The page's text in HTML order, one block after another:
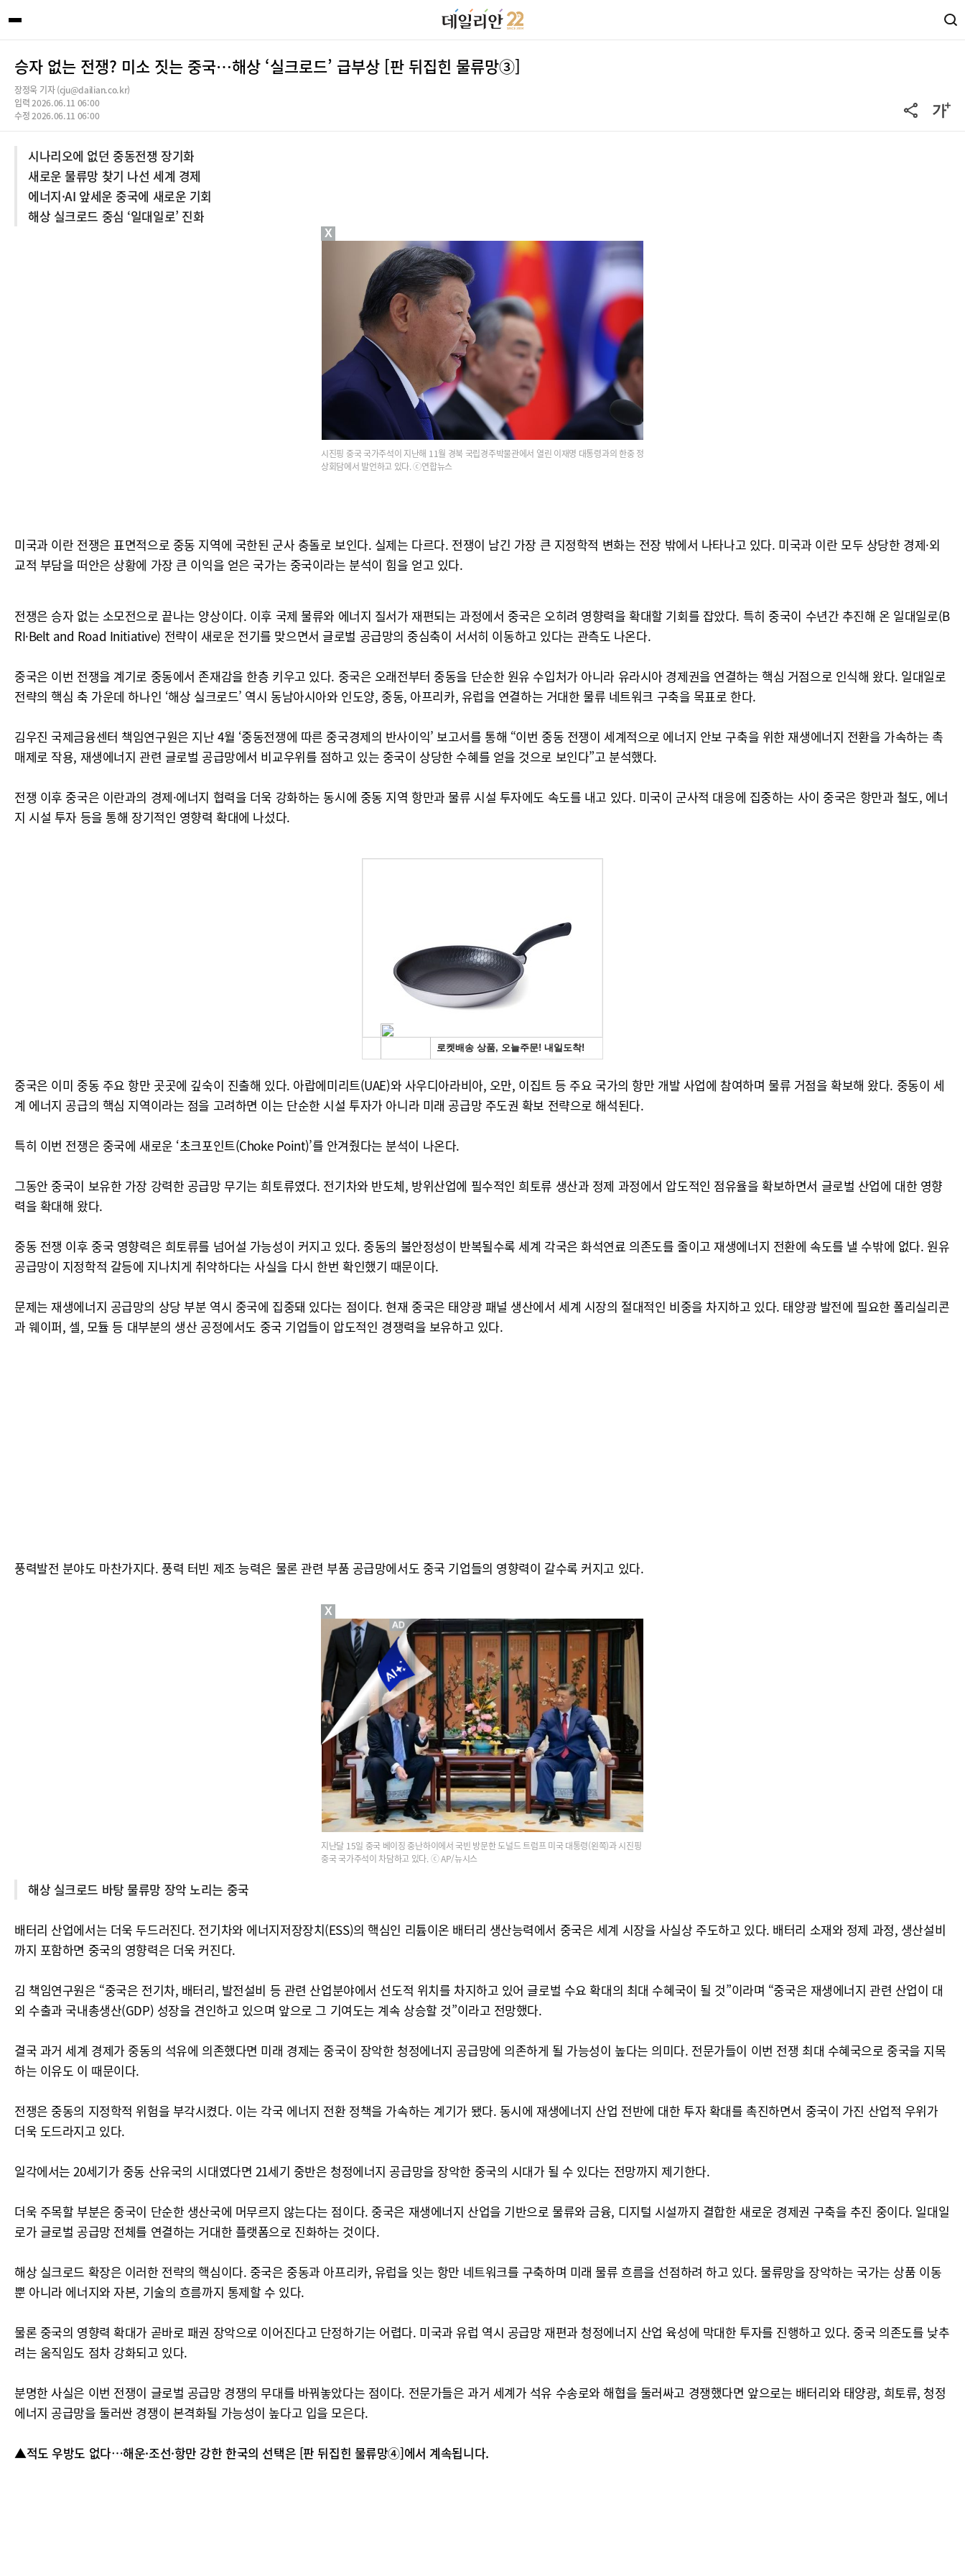
승자 없는 전쟁? 미소 짓는 중국…해상 ‘실크로드’ 급부상 [판 뒤집힌 물류망③]
장정욱 기자 (cju@dailian.co.kr)
입력 2026.06.11 06:00
수정 2026.06.11 06:00
시나리오에 없던 중동전쟁 장기화
새로운 물류망 찾기 나선 세계 경제
에너지·AI 앞세운 중국에 새로운 기회
해상 실크로드 중심 ‘일대일로’ 진화
시진핑 중국 국가주석이 지난해 11월 경북 국립경주박물관에서 열린 이재명 대통령과의 한중 정
상회담에서 발언하고 있다. ⓒ연합뉴스
미국과 이란 전쟁은 표면적으로 중동 지역에 국한된 군사 충돌로 보인다. 실제는 다르다. 전쟁이 남긴 가장 큰 지정학적 변화는 전장 밖에서 나타나고 있다. 미국과 이란 모두 상당한 경제·외
교적 부담을 떠안은 상황에 가장 큰 이익을 얻은 국가는 중국이라는 분석이 힘을 얻고 있다.
전쟁은 승자 없는 소모전으로 끝나는 양상이다. 이후 국제 물류와 에너지 질서가 재편되는 과정에서 중국은 오히려 영향력을 확대할 기회를 잡았다. 특히 중국이 수년간 추진해 온 일대일로(B
RI·Belt and Road Initiative) 전략이 새로운 전기를 맞으면서 글로벌 공급망의 중심축이 서서히 이동하고 있다는 관측도 나온다.
중국은 이번 전쟁을 계기로 중동에서 존재감을 한층 키우고 있다. 중국은 오래전부터 중동을 단순한 원유 수입처가 아니라 유라시아 경제권을 연결하는 핵심 거점으로 인식해 왔다. 일대일로
전략의 핵심 축 가운데 하나인 ‘해상 실크로드’ 역시 동남아시아와 인도양, 중동, 아프리카, 유럽을 연결하는 거대한 물류 네트워크 구축을 목표로 한다.
김우진 국제금융센터 책임연구원은 지난 4월 ‘중동전쟁에 따른 중국경제의 반사이익’ 보고서를 통해 “이번 중동 전쟁이 세계적으로 에너지 안보 구축을 위한 재생에너지 전환을 가속하는 촉
매제로 작용, 재생에너지 관련 글로벌 공급망에서 비교우위를 점하고 있는 중국이 상당한 수혜를 얻을 것으로 보인다”고 분석했다.
전쟁 이후 중국은 이란과의 경제·에너지 협력을 더욱 강화하는 동시에 중동 지역 항만과 물류 시설 투자에도 속도를 내고 있다. 미국이 군사적 대응에 집중하는 사이 중국은 항만과 철도, 에너
지 시설 투자 등을 통해 장기적인 영향력 확대에 나섰다.
중국은 이미 중동 주요 항만 곳곳에 깊숙이 진출해 있다. 아랍에미리트(UAE)와 사우디아라비아, 오만, 이집트 등 주요 국가의 항만 개발 사업에 참여하며 물류 거점을 확보해 왔다. 중동이 세
계 에너지 공급의 핵심 지역이라는 점을 고려하면 이는 단순한 시설 투자가 아니라 미래 공급망 주도권 확보 전략으로 해석된다.
특히 이번 전쟁은 중국에 새로운 ‘초크포인트(Choke Point)’를 안겨줬다는 분석이 나온다.
그동안 중국이 보유한 가장 강력한 공급망 무기는 희토류였다. 전기차와 반도체, 방위산업에 필수적인 희토류 생산과 정제 과정에서 압도적인 점유율을 확보하면서 글로벌 산업에 대한 영향
력을 확대해 왔다.
중동 전쟁 이후 중국 영향력은 희토류를 넘어설 가능성이 커지고 있다. 중동의 불안정성이 반복될수록 세계 각국은 화석연료 의존도를 줄이고 재생에너지 전환에 속도를 낼 수밖에 없다. 원유
공급망이 지정학적 갈등에 지나치게 취약하다는 사실을 다시 한번 확인했기 때문이다.
문제는 재생에너지 공급망의 상당 부분 역시 중국에 집중돼 있다는 점이다. 현재 중국은 태양광 패널 생산에서 세계 시장의 절대적인 비중을 차지하고 있다. 태양광 발전에 필요한 폴리실리콘
과 웨이퍼, 셀, 모듈 등 대부분의 생산 공정에서도 중국 기업들이 압도적인 경쟁력을 보유하고 있다.
풍력발전 분야도 마찬가지다. 풍력 터빈 제조 능력은 물론 관련 부품 공급망에서도 중국 기업들의 영향력이 갈수록 커지고 있다.
지난달 15일 중국 베이징 중난하이에서 국빈 방문한 도널드 트럼프 미국 대통령(왼쪽)과 시진핑
중국 국가주석이 차담하고 있다. ⓒ AP/뉴시스
해상 실크로드 바탕 물류망 장악 노리는 중국
배터리 산업에서는 더욱 두드러진다. 전기차와 에너지저장장치(ESS)의 핵심인 리튬이온 배터리 생산능력에서 중국은 세계 시장을 사실상 주도하고 있다. 배터리 소재와 정제 과정, 생산설비
까지 포함하면 중국의 영향력은 더욱 커진다.
김 책임연구원은 “중국은 전기차, 배터리, 발전설비 등 관련 산업분야에서 선도적 위치를 차지하고 있어 글로벌 수요 확대의 최대 수혜국이 될 것”이라며 “중국은 재생에너지 관련 산업이 대
외 수출과 국내총생산(GDP) 성장을 견인하고 있으며 앞으로 그 기여도는 계속 상승할 것”이라고 전망했다.
결국 과거 세계 경제가 중동의 석유에 의존했다면 미래 경제는 중국이 장악한 청정에너지 공급망에 의존하게 될 가능성이 높다는 의미다. 전문가들이 이번 전쟁 최대 수혜국으로 중국을 지목
하는 이유도 이 때문이다.
전쟁은 중동의 지정학적 위험을 부각시켰다. 이는 각국 에너지 전환 정책을 가속하는 계기가 됐다. 동시에 재생에너지 산업 전반에 대한 투자 확대를 촉진하면서 중국이 가진 산업적 우위가
더욱 도드라지고 있다.
일각에서는 20세기가 중동 산유국의 시대였다면 21세기 중반은 청정에너지 공급망을 장악한 중국의 시대가 될 수 있다는 전망까지 제기한다.
더욱 주목할 부분은 중국이 단순한 생산국에 머무르지 않는다는 점이다. 중국은 재생에너지 산업을 기반으로 물류와 금융, 디지털 시설까지 결합한 새로운 경제권 구축을 추진 중이다. 일대일
로가 글로벌 공급망 전체를 연결하는 거대한 플랫폼으로 진화하는 것이다.
해상 실크로드 확장은 이러한 전략의 핵심이다. 중국은 중동과 아프리카, 유럽을 잇는 항만 네트워크를 구축하며 미래 물류 흐름을 선점하려 하고 있다. 물류망을 장악하는 국가는 상품 이동
뿐 아니라 에너지와 자본, 기술의 흐름까지 통제할 수 있다.
물론 중국의 영향력 확대가 곧바로 패권 장악으로 이어진다고 단정하기는 어렵다. 미국과 유럽 역시 공급망 재편과 청정에너지 산업 육성에 막대한 투자를 진행하고 있다. 중국 의존도를 낮추
려는 움직임도 점차 강화되고 있다.
분명한 사실은 이번 전쟁이 글로벌 공급망 경쟁의 무대를 바꿔놓았다는 점이다. 전문가들은 과거 세계가 석유 수송로와 해협을 둘러싸고 경쟁했다면 앞으로는 배터리와 태양광, 희토류, 청정
에너지 공급망을 둘러싼 경쟁이 본격화될 가능성이 높다고 입을 모은다.
▲적도 우방도 없다…해운·조선·항만 강한 한국의 선택은 [판 뒤집힌 물류망④]에서 계속됩니다.
X
X